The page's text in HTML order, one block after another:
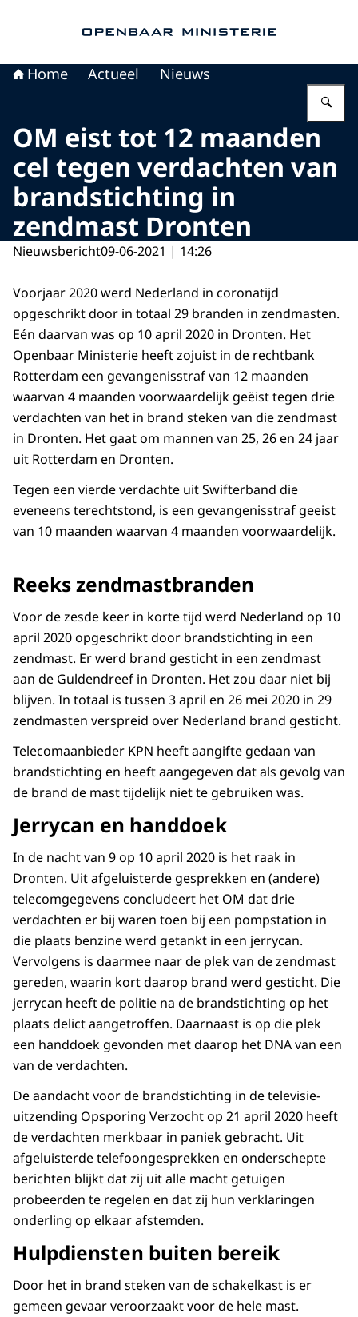
Home Actueel Nieuws
OM eist tot 12 maanden
cel tegen verdachten van
brandstichting in
zendmast Dronten
Nieuwsbericht09-06-2021 | 14:26
Voorjaar 2020 werd Nederland in coronatijd
opgeschrikt door in totaal 29 branden in zendmasten.
Eén daarvan was op 10 april 2020 in Dronten. Het
Openbaar Ministerie heeft zojuist in de rechtbank
Rotterdam een gevangenisstraf van 12 maanden
waarvan 4 maanden voorwaardelijk geëist tegen drie
verdachten van het in brand steken van die zendmast
in Dronten. Het gaat om mannen van 25, 26 en 24 jaar
uit Rotterdam en Dronten.
Tegen een vierde verdachte uit Swifterband die
eveneens terechtstond, is een gevangenisstraf geeist
van 10 maanden waarvan 4 maanden voorwaardelijk.
Reeks zendmastbranden
Voor de zesde keer in korte tijd werd Nederland op 10
april 2020 opgeschrikt door brandstichting in een
zendmast. Er werd brand gesticht in een zendmast
aan de Guldendreef in Dronten. Het zou daar niet bij
blijven. In totaal is tussen 3 april en 26 mei 2020 in 29
zendmasten verspreid over Nederland brand gesticht.
Telecomaanbieder KPN heeft aangifte gedaan van
brandstichting en heeft aangegeven dat als gevolg van
de brand de mast tijdelijk niet te gebruiken was.
Jerrycan en handdoek
In de nacht van 9 op 10 april 2020 is het raak in
Dronten. Uit afgeluisterde gesprekken en (andere)
telecomgegevens concludeert het OM dat drie
verdachten er bij waren toen bij een pompstation in
die plaats benzine werd getankt in een jerrycan.
Vervolgens is daarmee naar de plek van de zendmast
gereden, waarin kort daarop brand werd gesticht. Die
jerrycan heeft de politie na de brandstichting op het
plaats delict aangetroffen. Daarnaast is op die plek
een handdoek gevonden met daarop het DNA van een
van de verdachten.
De aandacht voor de brandstichting in de televisie-
uitzending Opsporing Verzocht op 21 april 2020 heeft
de verdachten merkbaar in paniek gebracht. Uit
afgeluisterde telefoongesprekken en onderschepte
berichten blijkt dat zij uit alle macht getuigen
probeerden te regelen en dat zij hun verklaringen
onderling op elkaar afstemden.
Hulpdiensten buiten bereik
Door het in brand steken van de schakelkast is er
gemeen gevaar veroorzaakt voor de hele mast.